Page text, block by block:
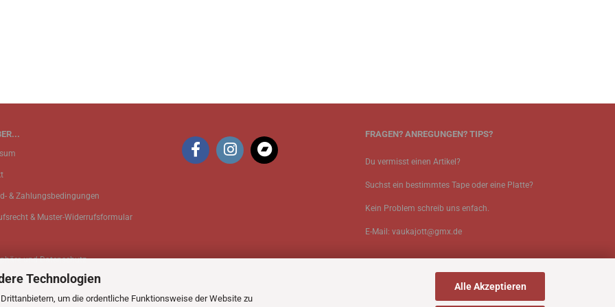
Technologien
um die ordentliche Funktionsweise der Website zu
Alle Akzeptieren
& Zahlungsbedingungen
& Muster-Widerrufsformular
und Datenschutz
FRAGEN? ANREGUNGEN? TIPS?
Du vermisst einen Artikel?
Suchst ein bestimmtes Tape oder eine Platte?
Kein Problem schreib uns enfach.
E-Mail: vaukajott@gmx.de